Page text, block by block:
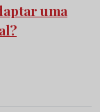
uma